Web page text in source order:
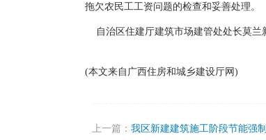
拖欠农民工工资问题的检查和妥善处理。
自治区住建厅建筑市场建管处处长莫兰
(本文来自广西住房和城乡建设厅网)
上一篇： 我区新建建筑施工阶段节能强